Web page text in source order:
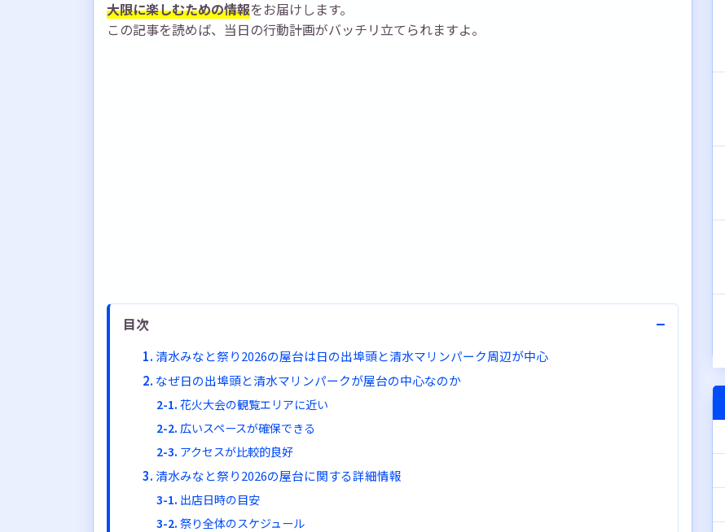
大限に楽しむための情報をお届けします。
この記事を読めば、当日の行動計画がバッチリ立てられますよ。
目次 −
清水みなと祭り2026の屋台は日の出埠頭と清水マリンパーク周辺が中心
なぜ日の出埠頭と清水マリンパークが屋台の中心なのか
花火大会の観覧エリアに近い
広いスペースが確保できる
アクセスが比較的良好
清水みなと祭り2026の屋台に関する詳細情報
出店日時の目安
祭り全体のスケジュール